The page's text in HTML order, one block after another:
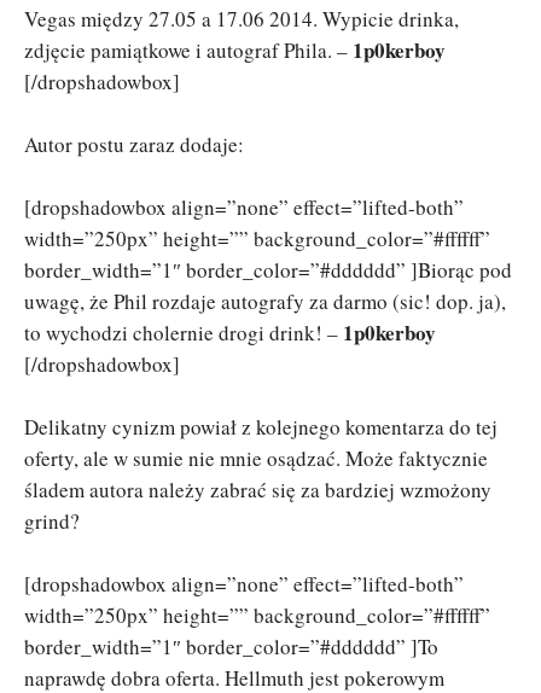
Vegas między 27.05 a 17.06 2014. Wypicie drinka,
zdjęcie pamiątkowe i autograf Phila. – 1p0kerboy
[/dropshadowbox]
Autor postu zaraz dodaje:
[dropshadowbox align=”none” effect=”lifted-both”
width=”250px” height=”” background_color=”#ffffff”
border_width=”1″ border_color=”#dddddd” ]Biorąc pod
uwagę, że Phil rozdaje autografy za darmo (sic! dop. ja),
to wychodzi cholernie drogi drink! – 1p0kerboy
[/dropshadowbox]
Delikatny cynizm powiał z kolejnego komentarza do tej
oferty, ale w sumie nie mnie osądzać. Może faktycznie
śladem autora należy zabrać się za bardziej wzmożony
grind?
[dropshadowbox align=”none” effect=”lifted-both”
width=”250px” height=”” background_color=”#ffffff”
border_width=”1″ border_color=”#dddddd” ]To
naprawdę dobra oferta. Hellmuth jest pokerowym